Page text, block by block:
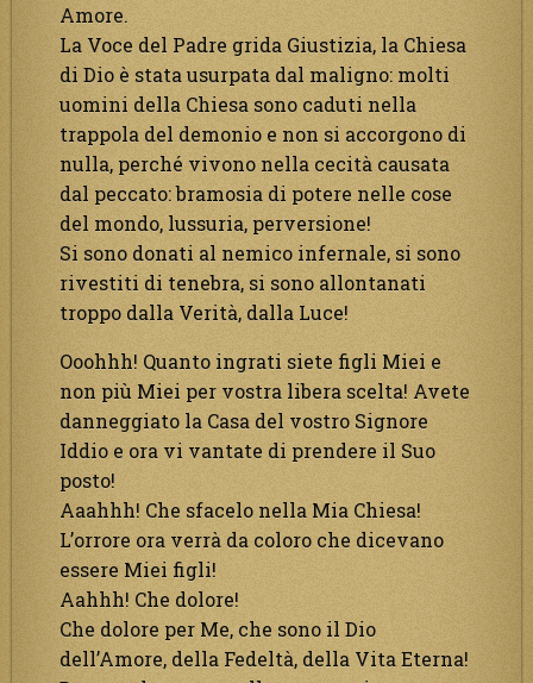
Amore.
La Voce del Padre grida Giustizia, la Chiesa
di Dio è stata usurpata dal maligno: molti
uomini della Chiesa sono caduti nella
trappola del demonio e non si accorgono di
nulla, perché vivono nella cecità causata
dal peccato: bramosia di potere nelle cose
del mondo, lussuria, perversione!
Si sono donati al nemico infernale, si sono
rivestiti di tenebra, si sono allontanati
troppo dalla Verità, dalla Luce!
Ooohhh! Quanto ingrati siete figli Miei e
non più Miei per vostra libera scelta! Avete
danneggiato la Casa del vostro Signore
Iddio e ora vi vantate di prendere il Suo
posto!
Aaahhh! Che sfacelo nella Mia Chiesa!
L’orrore ora verrà da coloro che dicevano
essere Miei figli!
Aahhh! Che dolore!
Che dolore per Me, che sono il Dio
dell’Amore, della Fedeltà, della Vita Eterna!